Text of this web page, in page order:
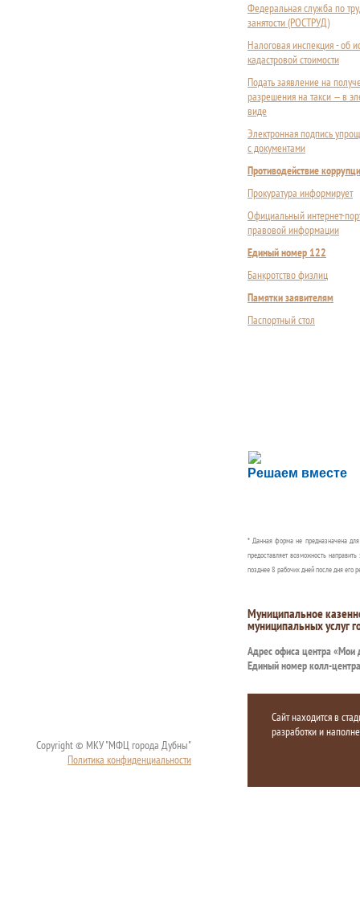
Федеральная служба по
занятости (РОСТРУД)
Налоговая инспекция - об
кадастровой стоимости
Подать заявление на
разрешения на такси — в
виде
Электронная подпись
с документами
Противодействие
Прокуратура информирует
Официальный интернет-
правовой информации
Единый номер 122
Банкротство физлиц
Памятки заявителям
Паспортный стол
Решаем вместе
Сложности с
Сообщите об этом
* Данная форма не предназначена
предоставляет возможность
позднее 8 рабочих дней после дня его
Муниципальное
муниципальных услуг
Адрес офиса центра «Мои
Единый номер колл-
Copyright © МКУ "МФЦ города Дубны"
Политика конфиденциальности
Сайт находится в
разработки и